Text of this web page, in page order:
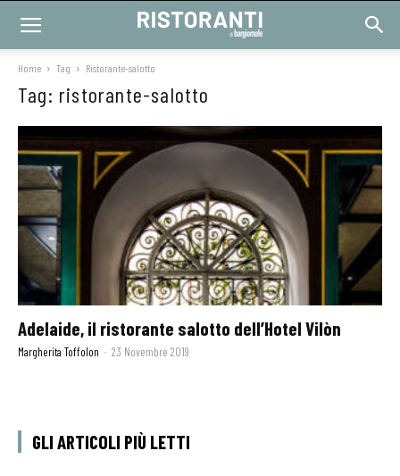
Home Tag Ristorante-salotto
Tag: ristorante-salotto
Adelaide, il ristorante salotto dell’Hotel Vilòn
Margherita Toffolon - 23 Novembre 2019
GLI ARTICOLI PIÙ LETTI